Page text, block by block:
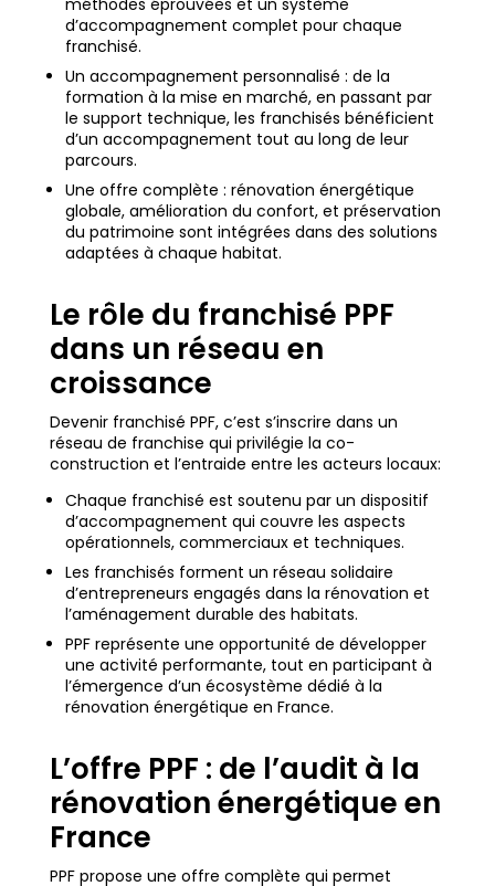
méthodes éprouvées et un système
d’accompagnement complet pour chaque
franchisé.
Un accompagnement personnalisé : de la
formation à la mise en marché, en passant par
le support technique, les franchisés bénéficient
d’un accompagnement tout au long de leur
parcours.
Une offre complète : rénovation énergétique
globale, amélioration du confort, et préservation
du patrimoine sont intégrées dans des solutions
adaptées à chaque habitat.
Le rôle du franchisé PPF
dans un réseau en
croissance
Devenir franchisé PPF, c’est s’inscrire dans un
réseau de franchise qui privilégie la co-
construction et l’entraide entre les acteurs locaux:
Chaque franchisé est soutenu par un dispositif
d’accompagnement qui couvre les aspects
opérationnels, commerciaux et techniques.
Les franchisés forment un réseau solidaire
d’entrepreneurs engagés dans la rénovation et
l’aménagement durable des habitats.
PPF représente une opportunité de développer
une activité performante, tout en participant à
l’émergence d’un écosystème dédié à la
rénovation énergétique en France.
L’offre PPF : de l’audit à la
rénovation énergétique en
France
PPF propose une offre complète qui permet